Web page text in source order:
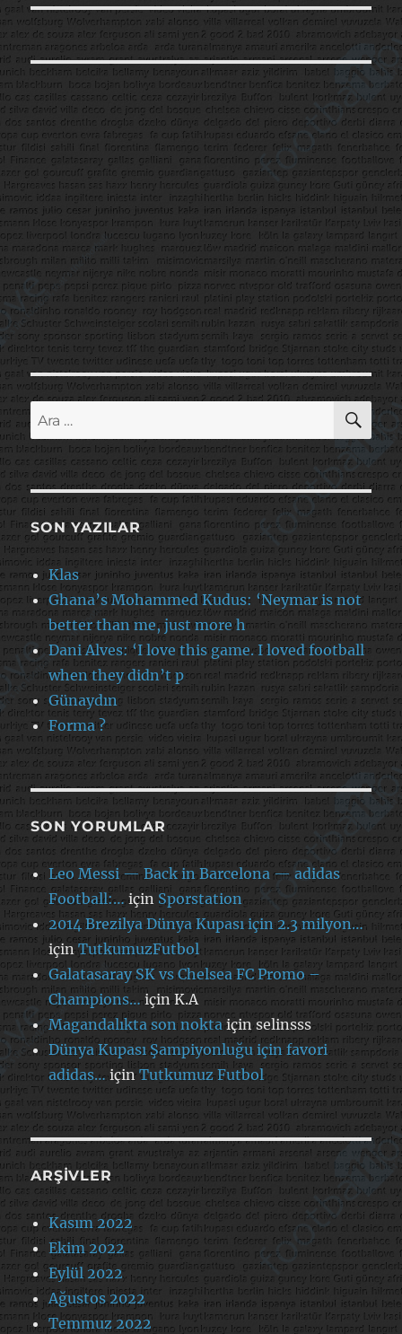
Ara:
SON YAZILAR
Klas
Ghana’s Mohammed Kudus: ‘Neymar is not
better than me, just more h
Dani Alves: ‘I love this game. I loved football
when they didn’t p
Günaydın
Forma ?
SON YORUMLAR
Leo Messi — Back in Barcelona — adidas
Football:… için Sporstation
2014 Brezilya Dünya Kupası için 2.3 milyon…
içinTutkumuzFutbol
Galatasaray SK vs Chelsea FC Promo –
Champions…içinK.A
Magandalıkta son nokta içinselinsss
Dünya Kupası Şampiyonluğu için favori
adidas… içinTutkumuz Futbol
ARŞIVLER
Kasım 2022
Ekim 2022
Eylül 2022
Ağustos 2022
Temmuz 2022